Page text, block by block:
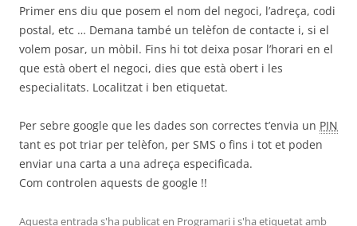
Primer ens diu que posem el nom del negoci, l’adreça, codi
postal, etc … Demana també un telèfon de contacte i, si el
volem posar, un mòbil. Fins hi tot deixa posar l’horari en el
que està obert el negoci, dies que està obert i les
especialitats. Localitzat i ben etiquetat.
Per sebre google que les dades son correctes t’envia un PIN
tant es pot triar per telèfon, per SMS o fins i tot et poden
enviar una carta a una adreça especificada.
Com controlen aquests de google !!
Aquesta entrada s'ha publicat en Programari i s'ha etiquetat amb